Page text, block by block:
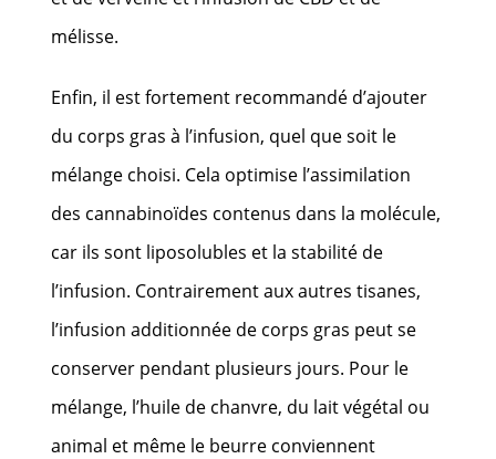
mélisse.
Enfin, il est fortement recommandé d’ajouter
du corps gras à l’infusion, quel que soit le
mélange choisi. Cela optimise l’assimilation
des cannabinoïdes contenus dans la molécule,
car ils sont liposolubles et la stabilité de
l’infusion. Contrairement aux autres tisanes,
l’infusion additionnée de corps gras peut se
conserver pendant plusieurs jours. Pour le
mélange, l’huile de chanvre, du lait végétal ou
animal et même le beurre conviennent